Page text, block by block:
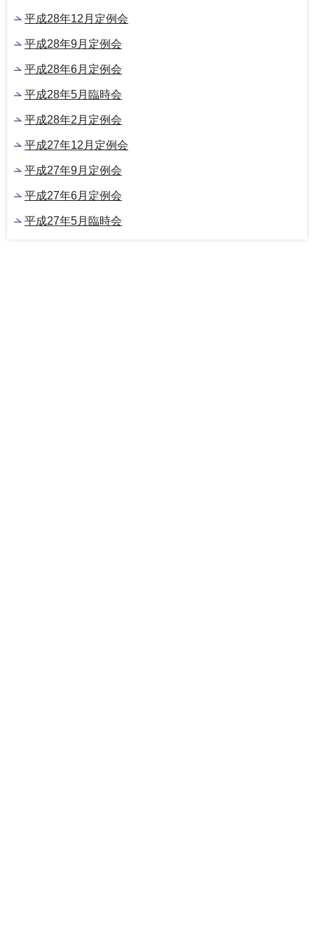
平成28年12月定例会
平成28年9月定例会
平成28年6月定例会
平成28年5月臨時会
平成28年2月定例会
平成27年12月定例会
平成27年9月定例会
平成27年6月定例会
平成27年5月臨時会